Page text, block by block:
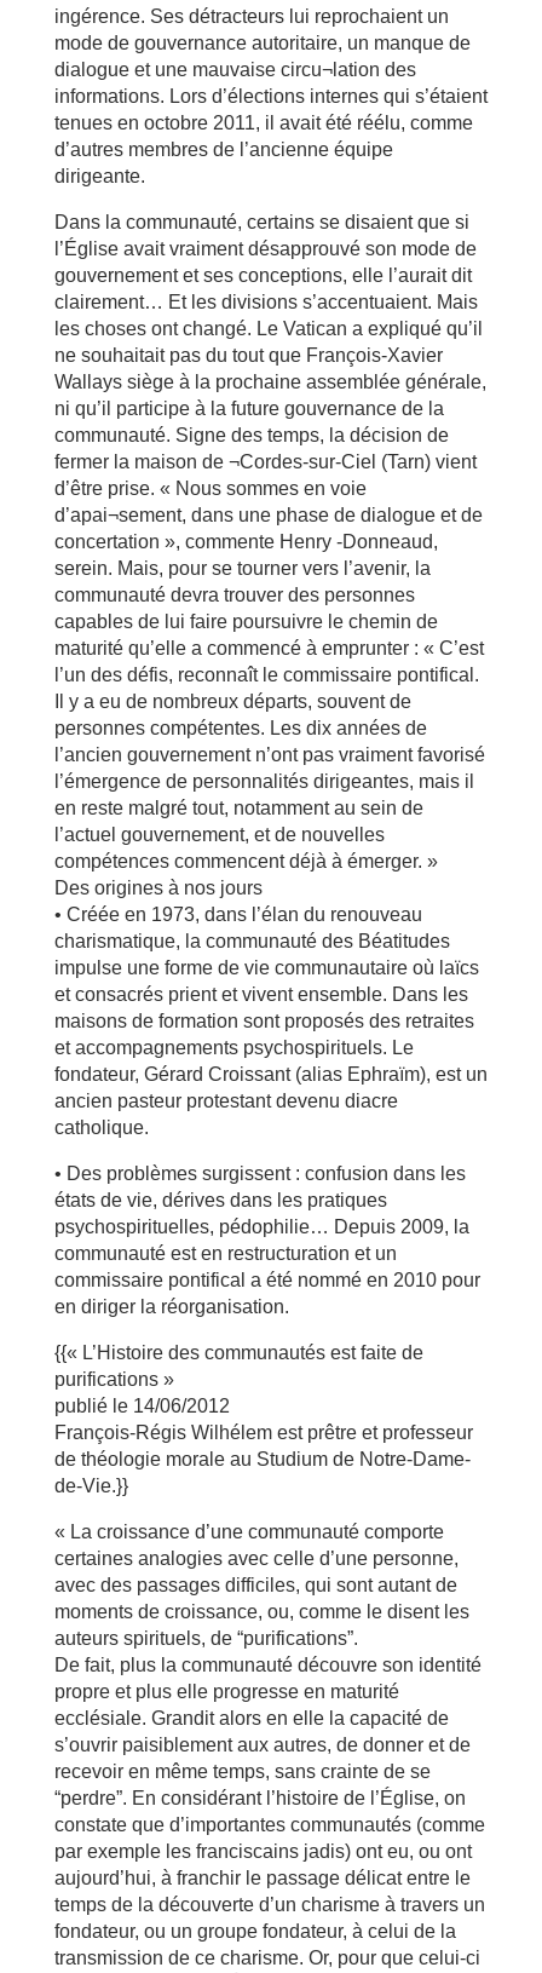
ingérence. Ses détracteurs lui reprochaient un
mode de gouvernance autoritaire, un manque de
dialogue et une mauvaise circu¬lation des
informations. Lors d’élections internes qui s’étaient
tenues en octobre 2011, il avait été réélu, comme
d’autres membres de l’ancienne équipe
dirigeante.
Dans la communauté, certains se disaient que si
l’Église avait vraiment désapprouvé son mode de
gouvernement et ses conceptions, elle l’aurait dit
clairement… Et les divisions s’accentuaient. Mais
les choses ont changé. Le Vatican a expliqué qu’il
ne souhaitait pas du tout que François-Xavier
Wallays siège à la prochaine assemblée générale,
ni qu’il participe à la future gouvernance de la
communauté. Signe des temps, la décision de
fermer la maison de ¬Cordes-sur-Ciel (Tarn) vient
d’être prise. « Nous sommes en voie
d’apai¬sement, dans une phase de dialogue et de
concertation », commente Henry -Donneaud,
serein. Mais, pour se tourner vers l’avenir, la
communauté devra trouver des personnes
capables de lui faire poursuivre le chemin de
maturité qu’elle a commencé à emprunter : « C’est
l’un des défis, reconnaît le commissaire pontifical.
Il y a eu de nombreux départs, souvent de
personnes compétentes. Les dix années de
l’ancien gouvernement n’ont pas vraiment favorisé
l’émergence de personnalités dirigeantes, mais il
en reste malgré tout, notamment au sein de
l’actuel gouvernement, et de nouvelles
compétences commencent déjà à émerger. »
Des origines à nos jours
• Créée en 1973, dans l’élan du renouveau
charismatique, la communauté des Béatitudes
impulse une forme de vie communautaire où laïcs
et consacrés prient et vivent ensemble. Dans les
maisons de formation sont proposés des retraites
et accompagnements psychospirituels. Le
fondateur, Gérard Croissant (alias Ephraïm), est un
ancien pasteur protestant devenu diacre
catholique.
• Des problèmes surgissent : confusion dans les
états de vie, dérives dans les pratiques
psychospirituelles, pédophilie… Depuis 2009, la
communauté est en restructuration et un
commissaire pontifical a été nommé en 2010 pour
en diriger la réorganisation.
{{« L’Histoire des communautés est faite de
purifications »
publié le 14/06/2012
François-Régis Wilhélem est prêtre et professeur
de théologie morale au Studium de Notre-Dame-
de-Vie.}}
« La croissance d’une communauté comporte
certaines analogies avec celle d’une personne,
avec des passages difficiles, qui sont autant de
moments de croissance, ou, comme le disent les
auteurs spirituels, de “purifications”.
De fait, plus la communauté découvre son identité
propre et plus elle progresse en maturité
ecclésiale. Grandit alors en elle la capacité de
s’ouvrir paisiblement aux autres, de donner et de
recevoir en même temps, sans crainte de se
“perdre”. En considérant l’histoire de l’Église, on
constate que d’importantes communautés (comme
par exemple les franciscains jadis) ont eu, ou ont
aujourd’hui, à franchir le passage délicat entre le
temps de la découverte d’un charisme à travers un
fondateur, ou un groupe fondateur, à celui de la
transmission de ce charisme. Or, pour que celui-ci